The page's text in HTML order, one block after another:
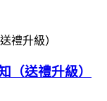
（送禮升級）